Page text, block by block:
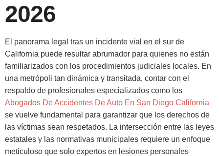
2026
El panorama legal tras un incidente vial en el sur de
California puede resultar abrumador para quienes no están
familiarizados con los procedimientos judiciales locales. En
una metrópoli tan dinámica y transitada, contar con el
respaldo de profesionales especializados como los
Abogados De Accidentes De Auto En San Diego California
se vuelve fundamental para garantizar que los derechos de
las víctimas sean respetados. La intersección entre las leyes
estatales y las normativas municipales requiere un enfoque
meticuloso que solo expertos en lesiones personales